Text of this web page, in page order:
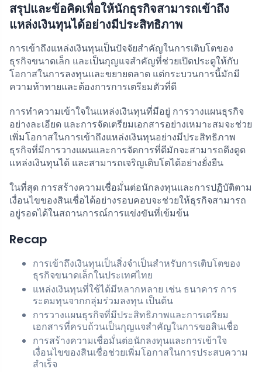
สรุปและข้อคิดเพื่อให้นักธุรกิจสามารถเข้าถึง
แหล่งเงินทุนได้อย่างมีประสิทธิภาพ
การเข้าถึงแหล่งเงินทุนเป็นปัจจัยสำคัญในการเติบโตของ
ธุรกิจขนาดเล็ก และเป็นกุญแจสำคัญที่ช่วยเปิดประตูให้กับ
โอกาสในการลงทุนและขยายตลาด แต่กระบวนการนี้มักมี
ความท้าทายและต้องการการเตรียมตัวที่ดี
การทำความเข้าใจในแหล่งเงินทุนที่มีอยู่ การวางแผนธุรกิจ
อย่างละเอียด และการจัดเตรียมเอกสารอย่างเหมาะสมจะช่วย
เพิ่มโอกาสในการเข้าถึงแหล่งเงินทุนอย่างมีประสิทธิภาพ
ธุรกิจที่มีการวางแผนและการจัดการที่ดีมักจะสามารถดึงดูด
แหล่งเงินทุนได้ และสามารถเจริญเติบโตได้อย่างยั่งยืน
ในที่สุด การสร้างความเชื่อมั่นต่อนักลงทุนและการปฏิบัติตาม
เงื่อนไขของสินเชื่อได้อย่างรอบคอบจะช่วยให้ธุรกิจสามารถ
อยู่รอดได้ในสถานการณ์การแข่งขันที่เข้มข้น
Recap
การเข้าถึงเงินทุนเป็นสิ่งจำเป็นสำหรับการเติบโตของ
ธุรกิจขนาดเล็กในประเทศไทย
แหล่งเงินทุนที่ใช้ได้มีหลากหลาย เช่น ธนาคาร การ
ระดมทุนจากกลุ่มร่วมลงทุน เป็นต้น
การวางแผนธุรกิจที่มีประสิทธิภาพและการเตรียม
เอกสารที่ครบถ้วนเป็นกุญแจสำคัญในการขอสินเชื่อ
การสร้างความเชื่อมั่นต่อนักลงทุนและการเข้าใจ
เงื่อนไขของสินเชื่อช่วยเพิ่มโอกาสในการประสบความ
สำเร็จ